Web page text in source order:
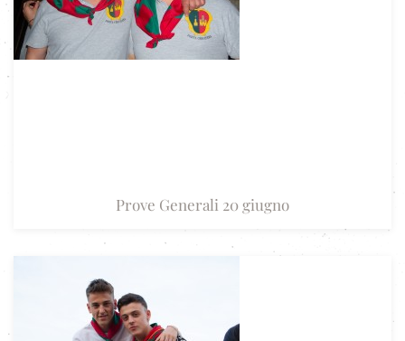
Prove Generali 20 giugno